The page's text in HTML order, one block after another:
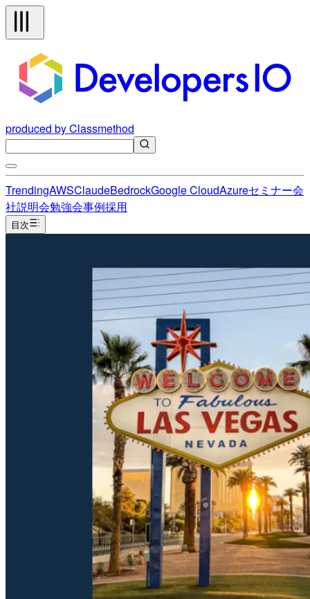
produced by Classmethod
TrendingAWSClaudeBedrockGoogle CloudAzureセミナー会
社説明会勉強会事例採用
目次